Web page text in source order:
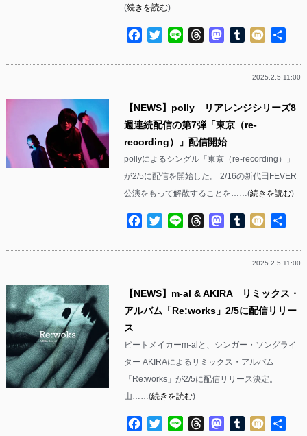
(続きを読む)
Facebook
TwitterLine ThreadsMastodon
Tumblr
Mixi
2025.2.5 11:00
【NEWS】polly リアレンジシリーズ8
週連続配信の第7弾「東京（re-
recording）」配信開始
pollyによるシングル「東京（re-recording）」
が2/5に配信を開始した。 2/16の新代田FEVER
公演をもって解散することを……(続きを読む)
Facebook
TwitterLine ThreadsMastodon
Tumblr
Mixi
2025.2.5 11:00
【NEWS】m-al & AKIRA リミックス・
アルバム「Re:works」2/5に配信リリー
ス
ビートメイカーm-alと、シンガー・ソングライ
ター AKIRAによるリミックス・アルバム
「Re:works」が2/5に配信リリース決定。
山……(続きを読む)
Facebook
TwitterLine ThreadsMastodon
Tumblr
Mixi